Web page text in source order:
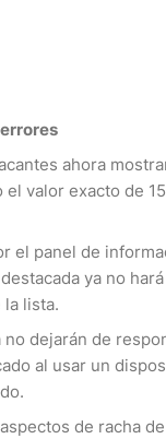
ahora
valor exacto de
el panel de
ya no
la lista.
no dejarán de
al usar un
de racha